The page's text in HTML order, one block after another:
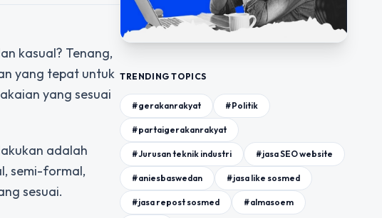
kasual? Tenang,
yang tepat untuk
yang sesuai
adalah
semi-formal,
sesuai.
TRENDING TOPICS
#gerakanrakyat #Politik
#partaigerakanrakyat
#Jurusan teknik industri #jasa SEO website
#aniesbaswedan #jasa like sosmed
#jasa repost sosmed #almasoem